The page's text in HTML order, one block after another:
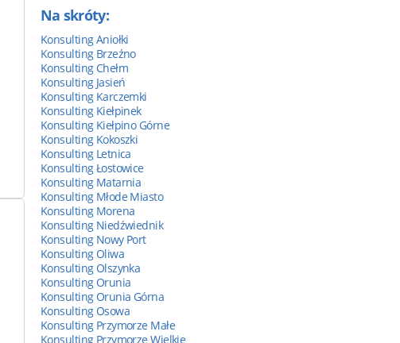
Na skróty:
Konsulting Aniołki
Konsulting Brzeźno
Konsulting Chełm
Konsulting Jasień
Konsulting Karczemki
Konsulting Kiełpinek
Konsulting Kiełpino Górne
Konsulting Kokoszki
Konsulting Letnica
Konsulting Łostowice
Konsulting Matarnia
Konsulting Młode Miasto
Konsulting Morena
Konsulting Niedźwiednik
Konsulting Nowy Port
Konsulting Oliwa
Konsulting Olszynka
Konsulting Orunia
Konsulting Orunia Górna
Konsulting Osowa
Konsulting Przymorze Małe
Konsulting Przymorze Wielkie